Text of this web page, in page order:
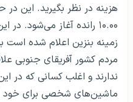
هزینه در نظر بگیرید. این
۱۰.۰۰ رانده آغاز می‌شود.
مردم کشور آفریقای جنوبی
ندارند و اغلب کسانی که در
ماشین‌های شخصی برای خود